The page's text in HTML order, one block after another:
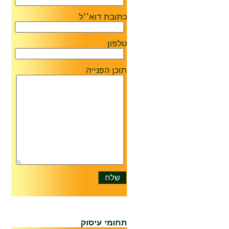
כתובת דוא׳׳ל
טלפון
תוכן הפנייה
תחומי עיסוק